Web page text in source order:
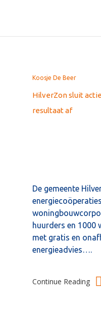
Koosje De Beer
HilverZon sluit
resultaat af
De gemeente
huurders en 1000
met gratis en
energieadvies….
Continue Reading